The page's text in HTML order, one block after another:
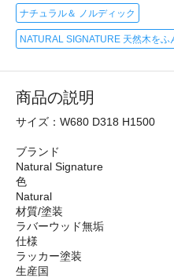
ナチュラル＆ ノルディック
NATURAL SIGNATURE 天然木を
商品の説明
サイズ：W680 D318 H1500
ブランド
Natural Signature
色
Natural
材質/塗装
ラバーウッド無垢
仕様
ラッカー塗装
生産国